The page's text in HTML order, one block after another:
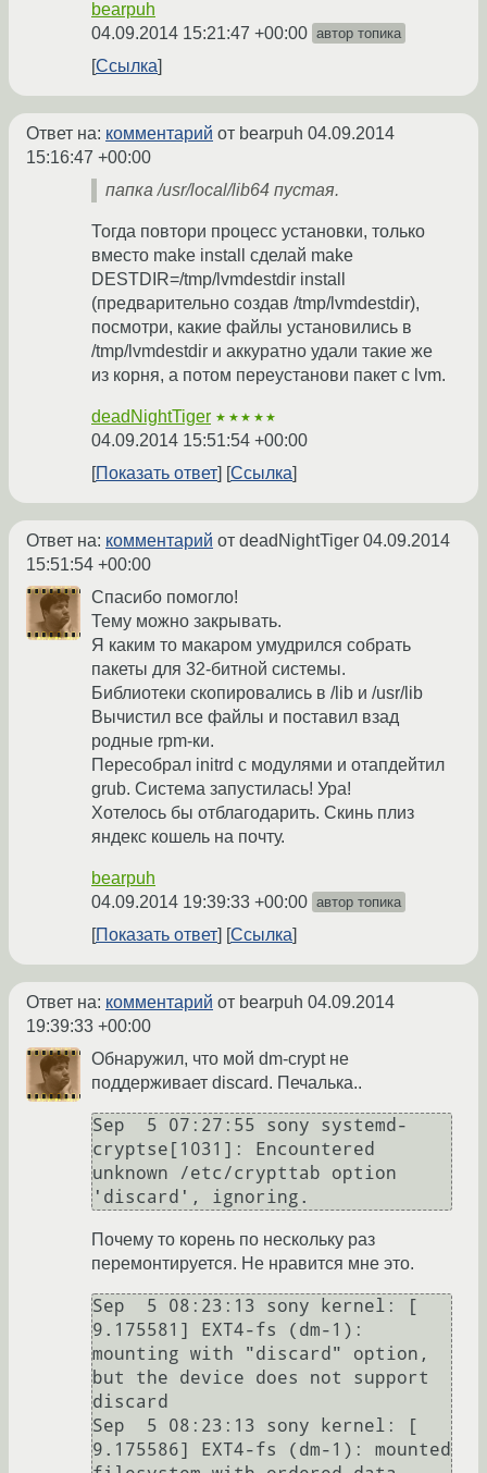
bearpuh
04.09.2014 15:21:47 +00:00 автор топика
Ссылка
Ответ на: комментарий от bearpuh 04.09.2014
15:16:47 +00:00
папка /usr/local/lib64 пустая.
Тогда повтори процесс установки, только
вместо make install сделай make
DESTDIR=/tmp/lvmdestdir install
(предварительно создав /tmp/lvmdestdir),
посмотри, какие файлы установились в
/tmp/lvmdestdir и аккуратно удали такие же
из корня, а потом переустанови пакет с lvm.
deadNightTiger ★★★★★
04.09.2014 15:51:54 +00:00
Показать ответ
Ссылка
Ответ на: комментарий от deadNightTiger 04.09.2014
15:51:54 +00:00
Спасибо помогло!
Тему можно закрывать.
Я каким то макаром умудрился собрать
пакеты для 32-битной системы.
Библиотеки скопировались в /lib и /usr/lib
Вычистил все файлы и поставил взад
родные rpm-ки.
Пересобрал initrd c модулями и отапдейтил
grub. Система запустилась! Ура!
Хотелось бы отблагодарить. Скинь плиз
яндекс кошель на почту.
bearpuh
04.09.2014 19:39:33 +00:00 автор топика
Показать ответ Ссылка
Ответ на: комментарий от bearpuh 04.09.2014
19:39:33 +00:00
Обнаружил, что мой dm-crypt не
поддерживает discard. Печалька..
Sep  5 07:27:55 sony systemd-
cryptse[1031]: Encountered
unknown /etc/crypttab option
'discard', ignoring.
Почему то корень по нескольку раз
перемонтируется. Не нравится мне это.
Sep  5 08:23:13 sony kernel: [
9.175581] EXT4-fs (dm-1):
mounting with "discard" option,
but the device does not support
discard
Sep  5 08:23:13 sony kernel: [
9.175586] EXT4-fs (dm-1): mounted